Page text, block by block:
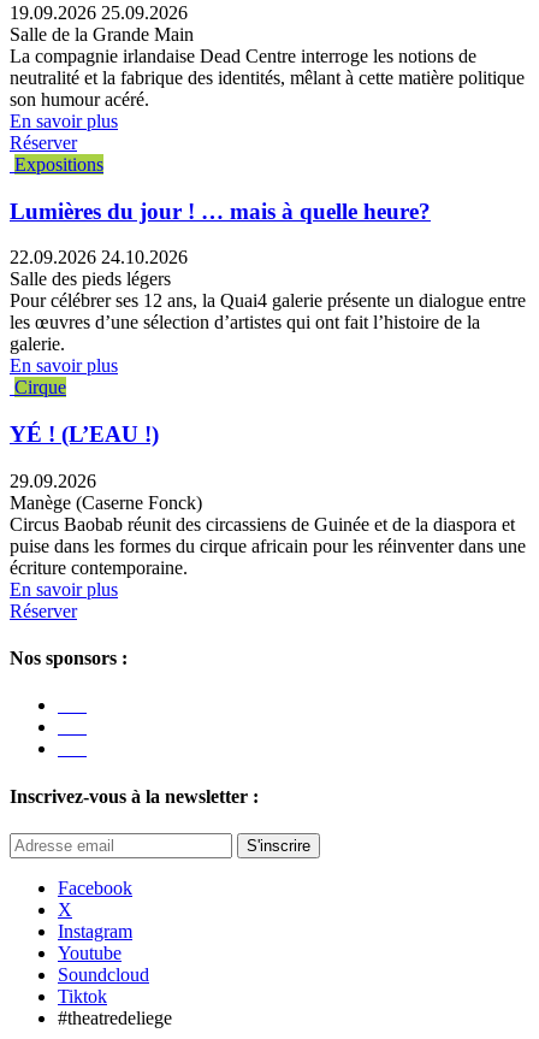
19.09.2026 25.09.2026
Salle de la Grande Main
La compagnie irlandaise Dead Centre interroge les notions de
neutralité et la fabrique des identités, mêlant à cette matière politique
son humour acéré.
En savoir plus
Réserver
Expositions
Lumières du jour ! … mais à quelle heure?
22.09.2026 24.10.2026
Salle des pieds légers
Pour célébrer ses 12 ans, la Quai4 galerie présente un dialogue entre
les œuvres d’une sélection d’artistes qui ont fait l’histoire de la
galerie.
En savoir plus
Cirque
YÉ ! (L’EAU !)
29.09.2026
Manège (Caserne Fonck)
Circus Baobab réunit des circassiens de Guinée et de la diaspora et
puise dans les formes du cirque africain pour les réinventer dans une
écriture contemporaine.
En savoir plus
Réserver
Nos sponsors :
Inscrivez-vous à la newsletter :
S'inscrire
Facebook
X
Instagram
Youtube
Soundcloud
Tiktok
#theatredeliege